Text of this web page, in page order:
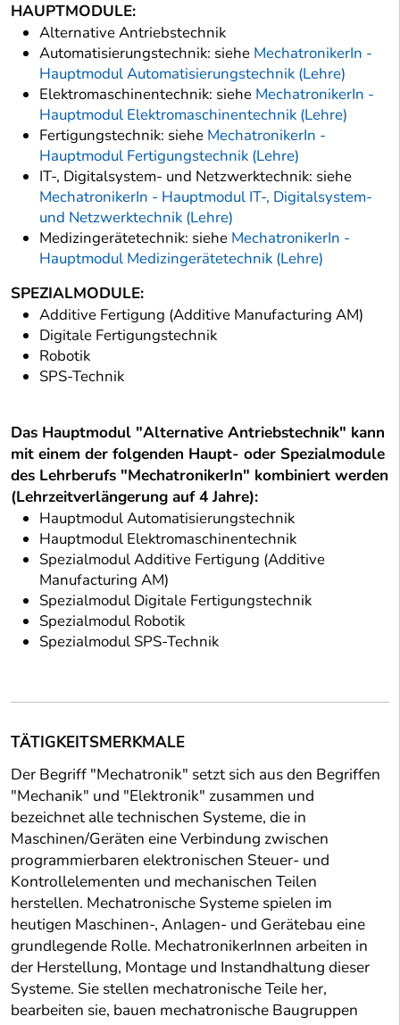
HAUPTMODULE:
Alternative Antriebstechnik
Automatisierungstechnik: siehe MechatronikerIn -
Hauptmodul Automatisierungstechnik (Lehre)
Elektromaschinentechnik: siehe MechatronikerIn -
Hauptmodul Elektromaschinentechnik (Lehre)
Fertigungstechnik: siehe MechatronikerIn -
Hauptmodul Fertigungstechnik (Lehre)
IT-, Digitalsystem- und Netzwerktechnik: siehe
MechatronikerIn - Hauptmodul IT-, Digitalsystem-
und Netzwerktechnik (Lehre)
Medizingerätetechnik: siehe MechatronikerIn -
Hauptmodul Medizingerätetechnik (Lehre)
SPEZIALMODULE:
Additive Fertigung (Additive Manufacturing AM)
Digitale Fertigungstechnik
Robotik
SPS-Technik
Das Hauptmodul "Alternative Antriebstechnik" kann
mit einem der folgenden Haupt- oder Spezialmodule
des Lehrberufs "MechatronikerIn" kombiniert werden
(Lehrzeitverlängerung auf 4 Jahre):
Hauptmodul Automatisierungstechnik
Hauptmodul Elektromaschinentechnik
Spezialmodul Additive Fertigung (Additive
Manufacturing AM)
Spezialmodul Digitale Fertigungstechnik
Spezialmodul Robotik
Spezialmodul SPS-Technik
TÄTIGKEITSMERKMALE
Der Begriff "Mechatronik" setzt sich aus den Begriffen
"Mechanik" und "Elektronik" zusammen und
bezeichnet alle technischen Systeme, die in
Maschinen/Geräten eine Verbindung zwischen
programmierbaren elektronischen Steuer- und
Kontrollelementen und mechanischen Teilen
herstellen. Mechatronische Systeme spielen im
heutigen Maschinen-, Anlagen- und Gerätebau eine
grundlegende Rolle. MechatronikerInnen arbeiten in
der Herstellung, Montage und Instandhaltung dieser
Systeme. Sie stellen mechatronische Teile her,
bearbeiten sie, bauen mechatronische Baugruppen